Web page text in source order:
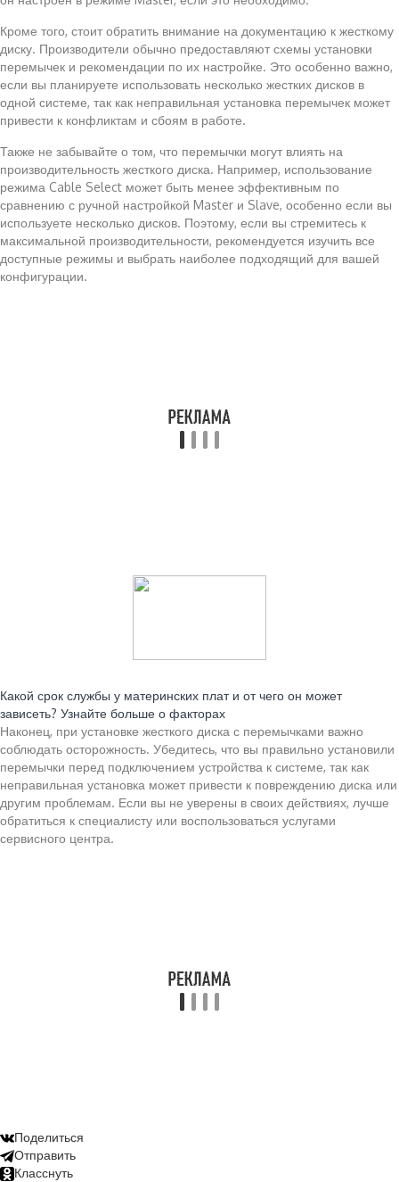
Кроме того, стоит обратить внимание на документацию к жесткому
диску. Производители обычно предоставляют схемы установки
перемычек и рекомендации по их настройке. Это особенно важно,
если вы планируете использовать несколько жестких дисков в
одной системе, так как неправильная установка перемычек может
привести к конфликтам и сбоям в работе.
Также не забывайте о том, что перемычки могут влиять на
производительность жесткого диска. Например, использование
режима Cable Select может быть менее эффективным по
сравнению с ручной настройкой Master и Slave, особенно если вы
используете несколько дисков. Поэтому, если вы стремитесь к
максимальной производительности, рекомендуется изучить все
доступные режимы и выбрать наиболее подходящий для вашей
конфигурации.
Какой срок службы у материнских плат и от чего он может
зависеть? Узнайте больше о факторах
Наконец, при установке жесткого диска с перемычками важно
соблюдать осторожность. Убедитесь, что вы правильно установили
перемычки перед подключением устройства к системе, так как
неправильная установка может привести к повреждению диска или
другим проблемам. Если вы не уверены в своих действиях, лучше
обратиться к специалисту или воспользоваться услугами
сервисного центра.
Поделиться
Отправить
Класснуть